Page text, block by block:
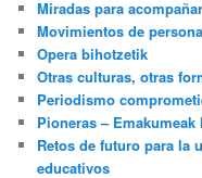
Miradas para acompañar
Movimientos de
Opera bihotzetik
Otras culturas, otras
Periodismo
Pioneras – Emakumeak
Retos de futuro para la
educativos